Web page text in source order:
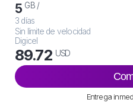
5 GB /
3 días
Sin límite de velocidad
Digicel
89.72 USD
Entrega